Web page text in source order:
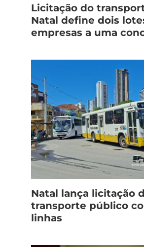
Licitação do
Natal define dois
empresas a uma
Natal lança licitação
transporte público
linhas